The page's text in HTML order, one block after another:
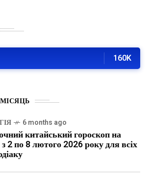
160K
6 months ago
китайський гороскоп на
2 по 8 лютого 2026 року для всіх